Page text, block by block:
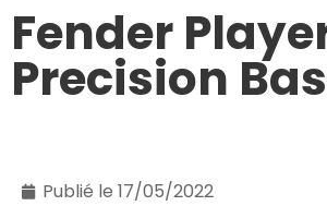
Fender
Precision
Publié le 17/05/2022